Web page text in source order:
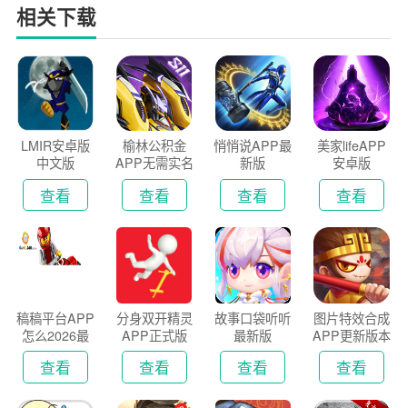
相关下载
LMIR安卓版
中文版
查看
榆林公积金
APP无需实名
认证版
查看
悄悄说APP最
新版
查看
美家lifeAPP
安卓版
查看
稿稿平台APP
怎么2026最
新版
查看
分身双开精灵
APP正式版
查看
故事口袋听听
最新版
查看
图片特效合成
APP更新版本
2026
查看